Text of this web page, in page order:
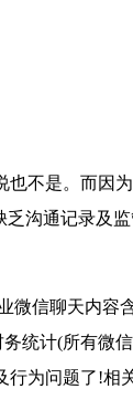
是。而因
沟通记录及
信聊天内容
统计(所有微
为问题了!相